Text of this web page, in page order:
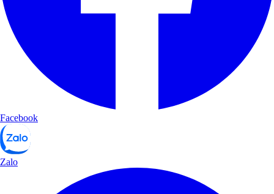
Facebook
Zalo